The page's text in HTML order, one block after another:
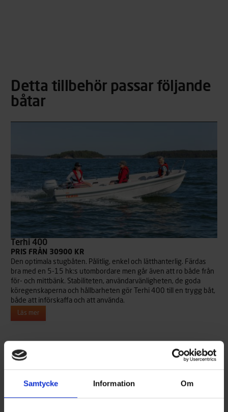
Samtycke Information Om
Detta tillbehör passar följande
båtar
Terhi 400
PRIS FRÅN 30900 KR
Den optimala stugbåten. Pålitlig, enkel och lätthanterlig. Färdas
bra med en 5-15 hk:s utombordare men går även att ro både från
för- och mittbänk. Stabiliteten, användarvänligheten, de goda
köregenskaperna och hållbarheten gör Terhi 400 till en trygg båt,
både att införskaffa och att använda.
Läs mer